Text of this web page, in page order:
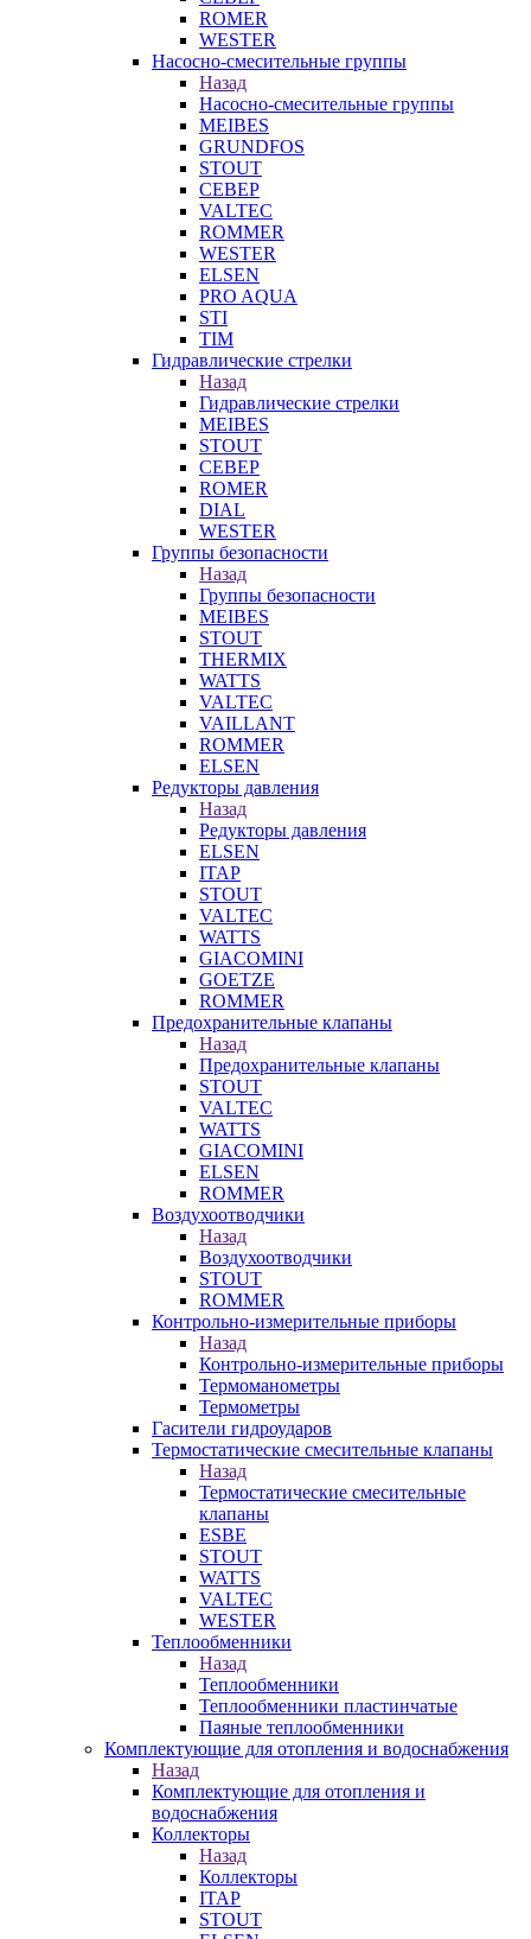
ROMER
WESTER
Насосно-смесительные группы
Назад
Насосно-смесительные группы
MEIBES
GRUNDFOS
STOUT
СЕВЕР
VALTEC
ROMMER
WESTER
ELSEN
PRO AQUA
STI
TIM
Гидравлические стрелки
Назад
Гидравлические стрелки
MEIBES
STOUT
СЕВЕР
ROMER
DIAL
WESTER
Группы безопасности
Назад
Группы безопасности
MEIBES
STOUT
THERMIX
WATTS
VALTEC
VAILLANT
ROMMER
ELSEN
Редукторы давления
Назад
Редукторы давления
ELSEN
ITAP
STOUT
VALTEC
WATTS
GIACOMINI
GOETZE
ROMMER
Предохранительные клапаны
Назад
Предохранительные клапаны
STOUT
VALTEC
WATTS
GIACOMINI
ELSEN
ROMMER
Воздухоотводчики
Назад
Воздухоотводчики
STOUT
ROMMER
Контрольно-измерительные приборы
Назад
Контрольно-измерительные приборы
Термоманометры
Термометры
Гасители гидроударов
Термостатические смесительные клапаны
Назад
Термостатические смесительные
клапаны
ESBE
STOUT
WATTS
VALTEC
WESTER
Теплообменники
Назад
Теплообменники
Теплообменники пластинчатые
Паяные теплообменники
Комплектующие для отопления и водоснабжения
Назад
Комплектующие для отопления и
водоснабжения
Коллекторы
Назад
Коллекторы
ITAP
STOUT